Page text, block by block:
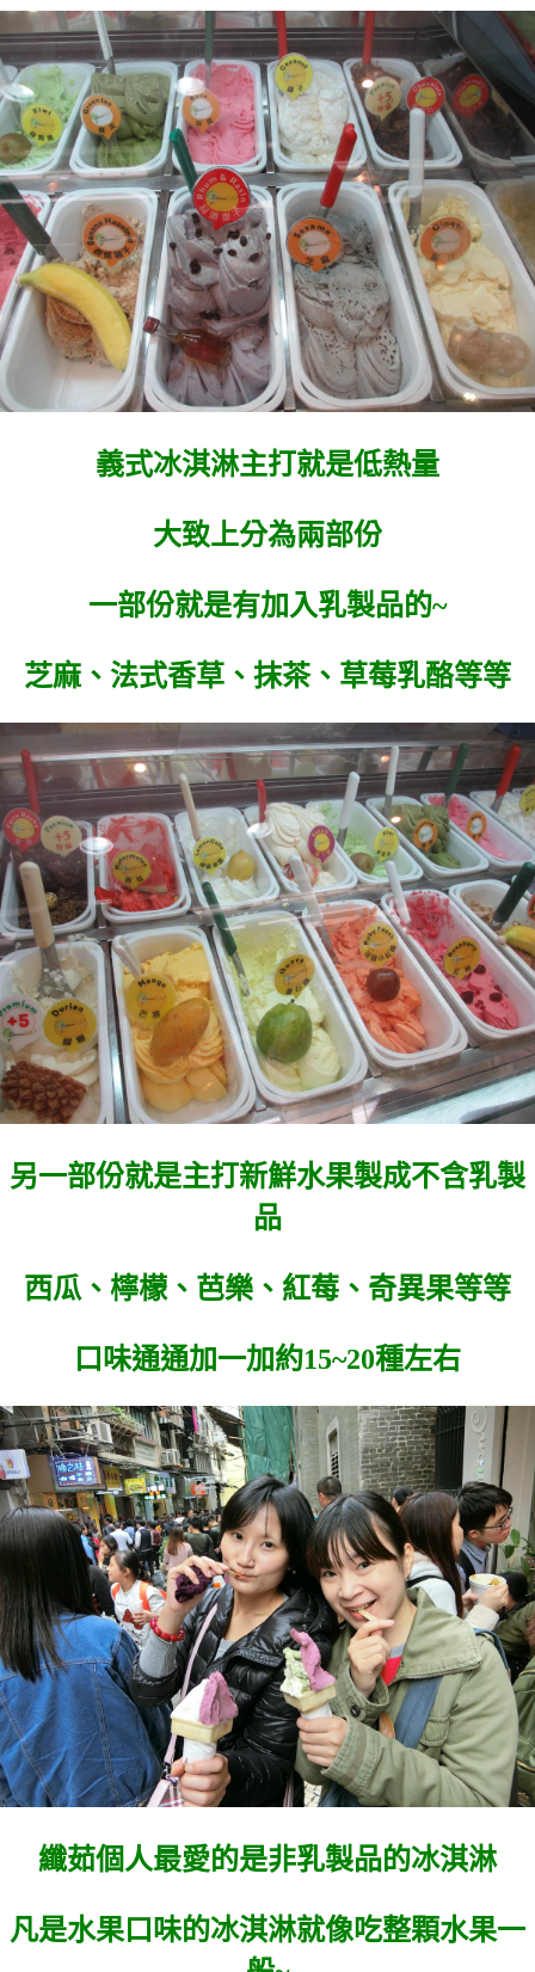
義式冰淇淋主打就是低熱量
大致上分為兩部份
一部份就是有加入乳製品的~
芝麻、法式香草、抹茶、草莓乳酪等等
另一部份就是主打新鮮水果製成不含乳製
品
西瓜、檸檬、芭樂、紅莓、奇異果等等
口味通通加一加約15~20種左右
纖茹個人最愛的是非乳製品的冰淇淋
凡是水果口味的冰淇淋就像吃整顆水果一